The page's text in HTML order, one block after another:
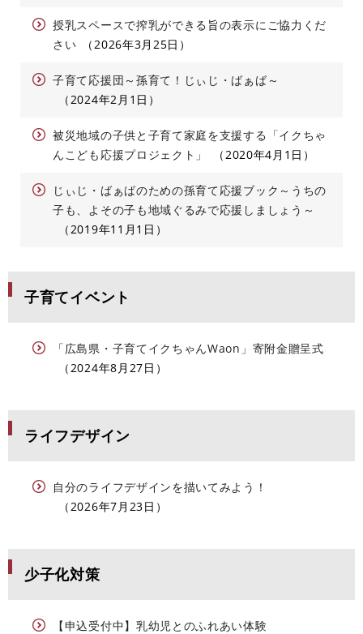
授乳スペースで搾乳ができる旨の表示にご協力くだ
さい
2026年3月25日
子育て応援団～孫育て！じぃじ・ばぁば～
2024年2月1日
被災地域の子供と子育て家庭を支援する「イクちゃ
んこども応援プロジェクト」
2020年4月1日
じぃじ・ばぁばのための孫育て応援ブック～うちの
子も、よその子も地域ぐるみで応援しましょう～
2019年11月1日
子育てイベント
「広島県・子育てイクちゃんWaon」寄附金贈呈式
2024年8月27日
ライフデザイン
自分のライフデザインを描いてみよう！
2026年7月23日
少子化対策
【申込受付中】乳幼児とのふれあい体験